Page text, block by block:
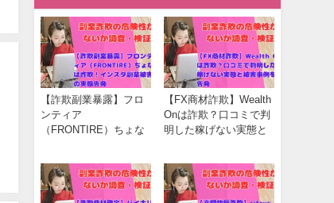
【詐欺副業暴露】フロ
ンティア
（FRONTIRE）ちょな
【FX商材詐欺】Wealth
Onは詐欺？口コミで判
明した稼げない実態と